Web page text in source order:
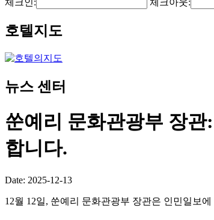
체크인:
체크아웃:
호텔지도
뉴스 센터
쑨예리 문화관광부 장
합니다.
Date: 2025-12-13
12월 12일, 쑨예리 문화관광부 장관은 인민일보